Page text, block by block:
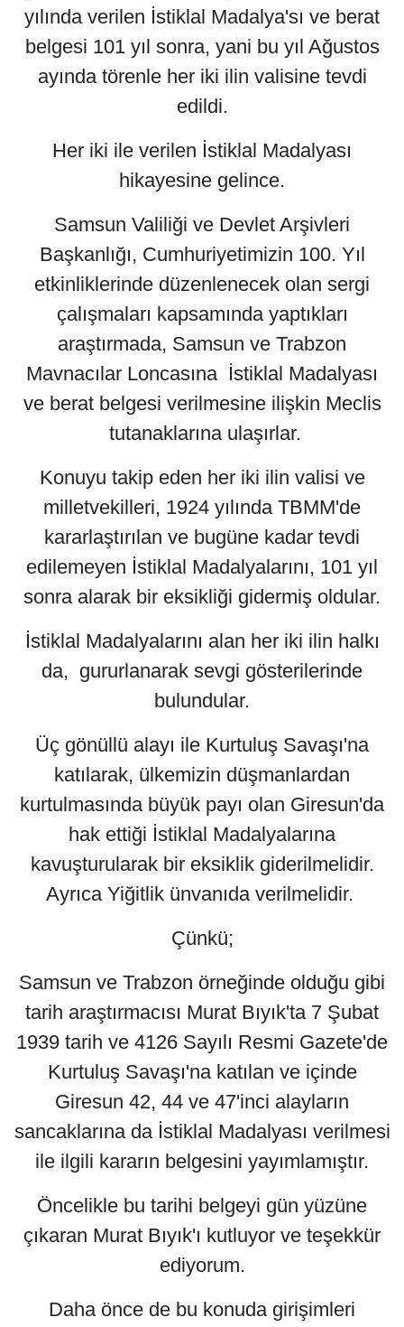
yılında verilen İstiklal Madalya'sı ve berat
belgesi 101 yıl sonra, yani bu yıl Ağustos
ayında törenle her iki ilin valisine tevdi
edildi.
Her iki ile verilen İstiklal Madalyası
hikayesine gelince.
Samsun Valiliği ve Devlet Arşivleri
Başkanlığı, Cumhuriyetimizin 100. Yıl
etkinliklerinde düzenlenecek olan sergi
çalışmaları kapsamında yaptıkları
araştırmada, Samsun ve Trabzon
Mavnacılar Loncasına İstiklal Madalyası
ve berat belgesi verilmesine ilişkin Meclis
tutanaklarına ulaşırlar.
Konuyu takip eden her iki ilin valisi ve
milletvekilleri, 1924 yılında TBMM'de
kararlaştırılan ve bugüne kadar tevdi
edilemeyen İstiklal Madalyalarını, 101 yıl
sonra alarak bir eksikliği gidermiş oldular.
İstiklal Madalyalarını alan her iki ilin halkı
da, gururlanarak sevgi gösterilerinde
bulundular.
Üç gönüllü alayı ile Kurtuluş Savaşı'na
katılarak, ülkemizin düşmanlardan
kurtulmasında büyük payı olan Giresun'da
hak ettiği İstiklal Madalyalarına
kavuşturularak bir eksiklik giderilmelidir.
Ayrıca Yiğitlik ünvanıda verilmelidir.
Çünkü;
Samsun ve Trabzon örneğinde olduğu gibi
tarih araştırmacısı Murat Bıyık'ta 7 Şubat
1939 tarih ve 4126 Sayılı Resmi Gazete'de
Kurtuluş Savaşı'na katılan ve içinde
Giresun 42, 44 ve 47'inci alayların
sancaklarına da İstiklal Madalyası verilmesi
ile ilgili kararın belgesini yayımlamıştır.
Öncelikle bu tarihi belgeyi gün yüzüne
çıkaran Murat Bıyık'ı kutluyor ve teşekkür
ediyorum.
Daha önce de bu konuda girişimleri